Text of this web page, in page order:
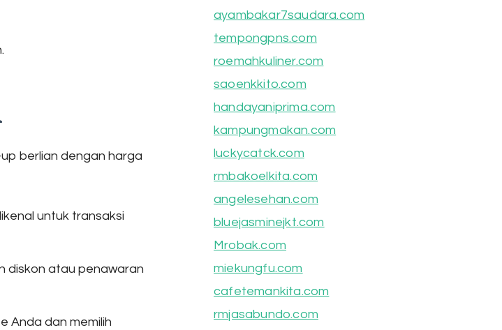
berlian dengan harga
untuk transaksi
diskon atau penawaran
Anda dan memilih
ayambakar7saudara.com
tempongpns.com
roemahkuliner.com
saoenkkito.com
handayaniprima.com
kampungmakan.com
luckycatck.com
rmbakoelkita.com
angelesehan.com
bluejasminejkt.com
Mrobak.com
miekungfu.com
cafetemankita.com
rmjasabundo.com